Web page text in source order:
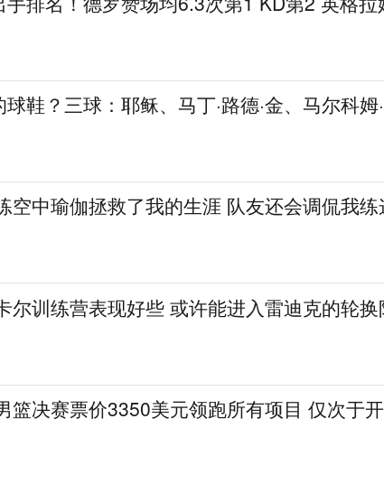
鞋？三球：耶稣、马丁·路德·金、马尔科姆
空中瑜伽拯救了我的生涯 队友还会调侃我练
尔训练营表现好些 或许能进入雷迪克的轮换
篮决赛票价3350美元领跑所有项目 仅次于